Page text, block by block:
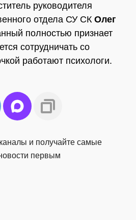
руководителя
отдела СУ СК Олег
полностью признает
сотрудничать со
работают психологи.
и получайте самые
первым